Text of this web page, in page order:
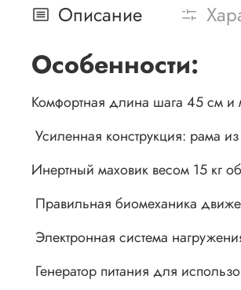
Описание
Особенности:
Комфортная длина шага 45 см и
Усиленная конструкция: рама
Инертный маховик весом 15 кг
Правильная биомеханика
Электронная система
Генератор питания для